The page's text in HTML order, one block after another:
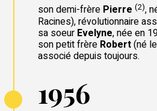
son demi-frère Pierre (2),
Racines), révolutionnaire
sa soeur Evelyne, née en
son petit frère Robert(né
associé depuis toujours.
1956